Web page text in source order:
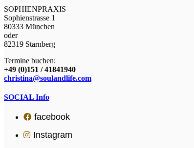
SOPHIENPRAXIS
Sophienstrasse 1
80333 München
oder
82319 Starnberg
Termine buchen:
+49 (0)151 / 41841940
christina@soulandlife.com
SOCIAL Info
facebook
Instagram